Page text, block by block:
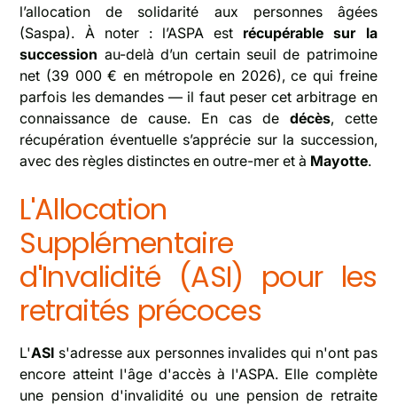
l’allocation de solidarité aux personnes âgées
(Saspa). À noter : l’ASPA est récupérable sur la
succession au-delà d’un certain seuil de patrimoine
net (39 000 € en métropole en 2026), ce qui freine
parfois les demandes — il faut peser cet arbitrage en
connaissance de cause. En cas de décès, cette
récupération éventuelle s’apprécie sur la succession,
avec des règles distinctes en outre-mer et à Mayotte.
L'Allocation
Supplémentaire
d'Invalidité (ASI) pour les
retraités précoces
L'ASI s'adresse aux personnes invalides qui n'ont pas
encore atteint l'âge d'accès à l'ASPA. Elle complète
une pension d'invalidité ou une pension de retraite